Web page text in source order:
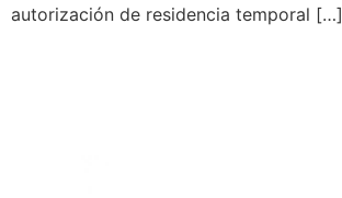
autorización de residencia temporal […]